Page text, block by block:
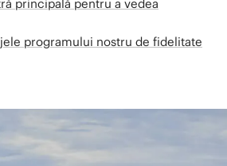
principală pentru a vedea
programului nostru de fidelitate